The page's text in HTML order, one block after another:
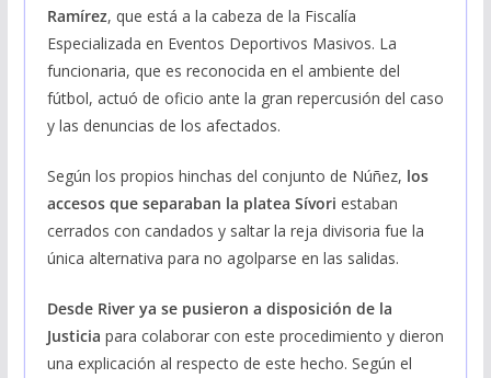
Ramírez, que está a la cabeza de la Fiscalía
Especializada en Eventos Deportivos Masivos. La
funcionaria, que es reconocida en el ambiente del
fútbol, actuó de oficio ante la gran repercusión del caso
y las denuncias de los afectados.
Según los propios hinchas del conjunto de Núñez, los
accesos que separaban la platea Sívori estaban
cerrados con candados y saltar la reja divisoria fue la
única alternativa para no agolparse en las salidas.
Desde River ya se pusieron a disposición de la
Justicia para colaborar con este procedimiento y dieron
una explicación al respecto de este hecho. Según el